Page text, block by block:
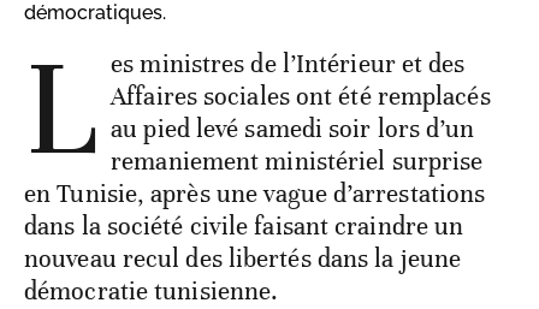
démocratiques.
L es ministres de l’Intérieur et des
Affaires sociales ont été remplacés
au pied levé samedi soir lors d’un
remaniement ministériel surprise
en Tunisie, après une vague d’arrestations
dans la société civile faisant craindre un
nouveau recul des libertés dans la jeune
démocratie tunisienne.